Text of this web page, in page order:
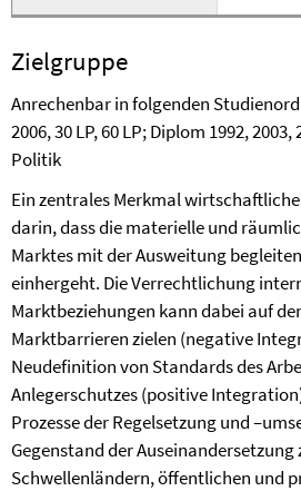
Zielgruppe
Anrechenbar in folgenden
2006, 30 LP, 60 LP; Diplom 1992, 2003,
Politik
Ein zentrales Merkmal
darin, dass die materielle und
Marktes mit der Ausweitung
einhergeht. Die Verrechtlichung
Marktbeziehungen kann dabei auf
Marktbarrieren zielen (negative
Neudefinition von Standards des
Anlegerschutzes (positive
Prozesse der Regelsetzung und
Gegenstand der
Schwellenländern, öffentlichen und